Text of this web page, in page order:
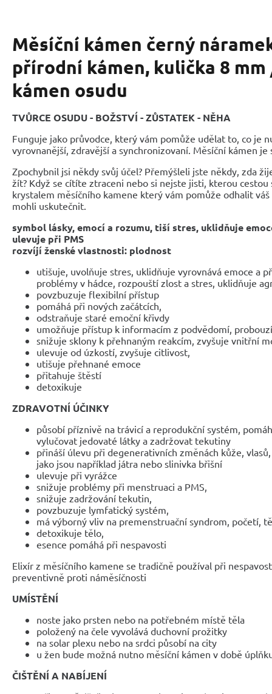
Měsíční kámen černý
přírodní kámen, kulička 8 mm
kámen osudu
TVŮRCE OSUDU - BOŽSTVÍ - ZŮSTATEK - NĚHA
Funguje jako průvodce, který vám pomůže udělat to, co je
vyrovnanější, zdravější a synchronizovaní. Měsíční kámen
Zpochybnil jsi někdy svůj účel? Přemýšleli jste někdy, zda
žít? Když se cítíte ztraceni nebo si nejste jisti, kterou cestou
krystalem měsíčního kamene který vám pomůže odhalit
mohli uskutečnit.
symbol lásky, emocí a rozumu, tiší stres, uklidňuje
ulevuje při PMS
rozvíjí ženské vlastnosti: plodnost
utišuje, uvolňuje stres, uklidňuje vyrovnává emoce a
problémy v hádce, rozpouští zlost a stres, uklidňuje
povzbuzuje flexibilní přístup
pomáhá při nových začátcích,
odstraňuje staré emoční křivdy
umožňuje přístup k informacím z podvědomí,
snižuje sklony k přehnaným reakcím, zvyšuje vnitřní
ulevuje od úzkostí, zvyšuje citlivost,
utišuje přehnané emoce
přitahuje štěstí
detoxikuje
ZDRAVOTNÍ ÚČINKY
působí příznivě na trávicí a reprodukční systém,
vylučovat jedovaté látky a zadržovat tekutiny
přináší úlevu při degenerativních změnách kůže,
jako jsou například játra nebo slinivka břišní
ulevuje při vyrážce
snižuje problémy při menstruaci a PMS,
snižuje zadržování tekutin,
povzbuzuje lymfatický systém,
má výborný vliv na premenstruační syndrom, početí,
detoxikuje tělo,
esence pomáhá při nespavosti
Elixír z měsíčního kamene se tradičně používal při
preventivně proti náměsíčnosti
UMÍSTĚNÍ
noste jako prsten nebo na potřebném místě těla
položený na čele vyvolává duchovní prožitky
na solar plexu nebo na srdci působí na city
u žen bude možná nutno měsíční kámen v době
ČIŠTĚNÍ A NABÍJENÍ